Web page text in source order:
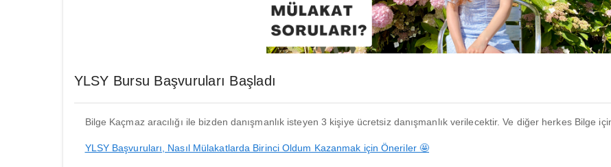
YLSY Bursu Başvuruları Başladı
Bilge Kaçmaz aracılığı ile bizden danışmanlık isteyen 3 kişiye ücretsiz danışmanlık verilecektir. Ve diğer herkes Bilge
YLSY Başvuruları, Nasıl Mülakatlarda Birinci Oldum Kazanmak için Öneriler 🤩